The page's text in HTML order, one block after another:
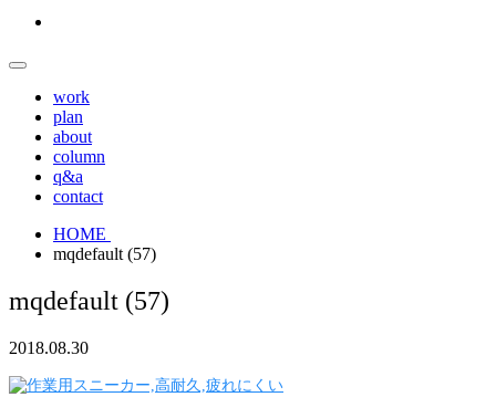
work
plan
about
column
q&a
contact
HOME
mqdefault (57)
mqdefault (57)
2018.08.30